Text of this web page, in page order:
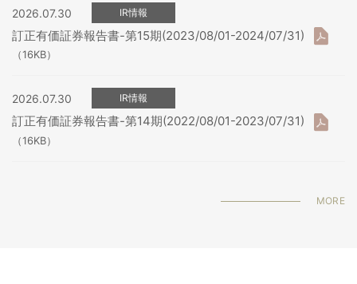
2026.07.30 IR情報
訂正有価証券報告書-第15期(2023/08/01-2024/07/31)
（16KB）
2026.07.30 IR情報
訂正有価証券報告書-第14期(2022/08/01-2023/07/31)
（16KB）
MORE